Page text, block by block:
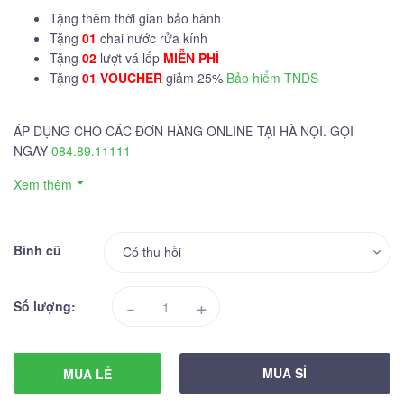
Tặng thêm thời gian bảo hành
Tặng 01 chai nước rửa kính
Tặng 02 lượt vá lốp MIỄN PHÍ
Tặng 01 VOUCHER giảm 25% Bảo hiểm TNDS
ÁP DỤNG CHO CÁC ĐƠN HÀNG ONLINE TẠI HÀ NỘI. GỌI
NGAY 084.89.11111
Xem thêm
Bình cũ
Số lượng: - +
MUA LẺ MUA SỈ